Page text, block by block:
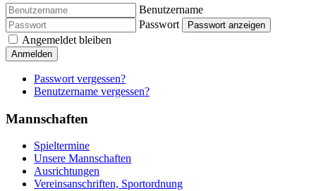
Benutzername
Passwort
Passwort anzeigen
Angemeldet bleiben
Anmelden
Passwort vergessen?
Benutzername vergessen?
Mannschaften
Spieltermine
Unsere Mannschaften
Ausrichtungen
Vereinsanschriften, Sportordnung